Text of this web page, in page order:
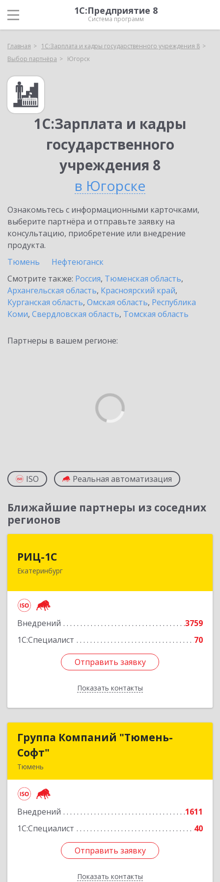
1С:Предприятие 8
Система программ
Главная
1С:Зарплата и кадры государственного учреждения 8
Выбор партнёра
Югорск
1С:Зарплата и кадры
государственного
учреждения 8
в Югорске
Ознакомьтесь с информационными карточками,
выберите партнёра и отправьте заявку на
консультацию, приобретение или внедрение
продукта.
Тюмень
Нефтеюганск
Смотрите также: Россия, Тюменская область,
Архангельская область, Красноярский край,
Курганская область, Омская область, Республика
Коми, Свердловская область, Томская область
Партнеры в вашем регионе:
ISO Реальная автоматизация
Ближайшие партнеры из соседних
регионов
РИЦ-1С
Екатеринбург
Внедрений
3759
1С:Специалист
70
Отправить заявку
Показать контакты
620102, Свердловская обл, Екатеринбург г,
Отправить заявку
Назад
Группа Компаний "Тюмень-
Софт"
Тюмень
Внедрений
1611
1С:Специалист
40
Отправить заявку
Показать контакты
Группа Компаний "Тюмень-
Подробнее
Отправить заявку
Назад